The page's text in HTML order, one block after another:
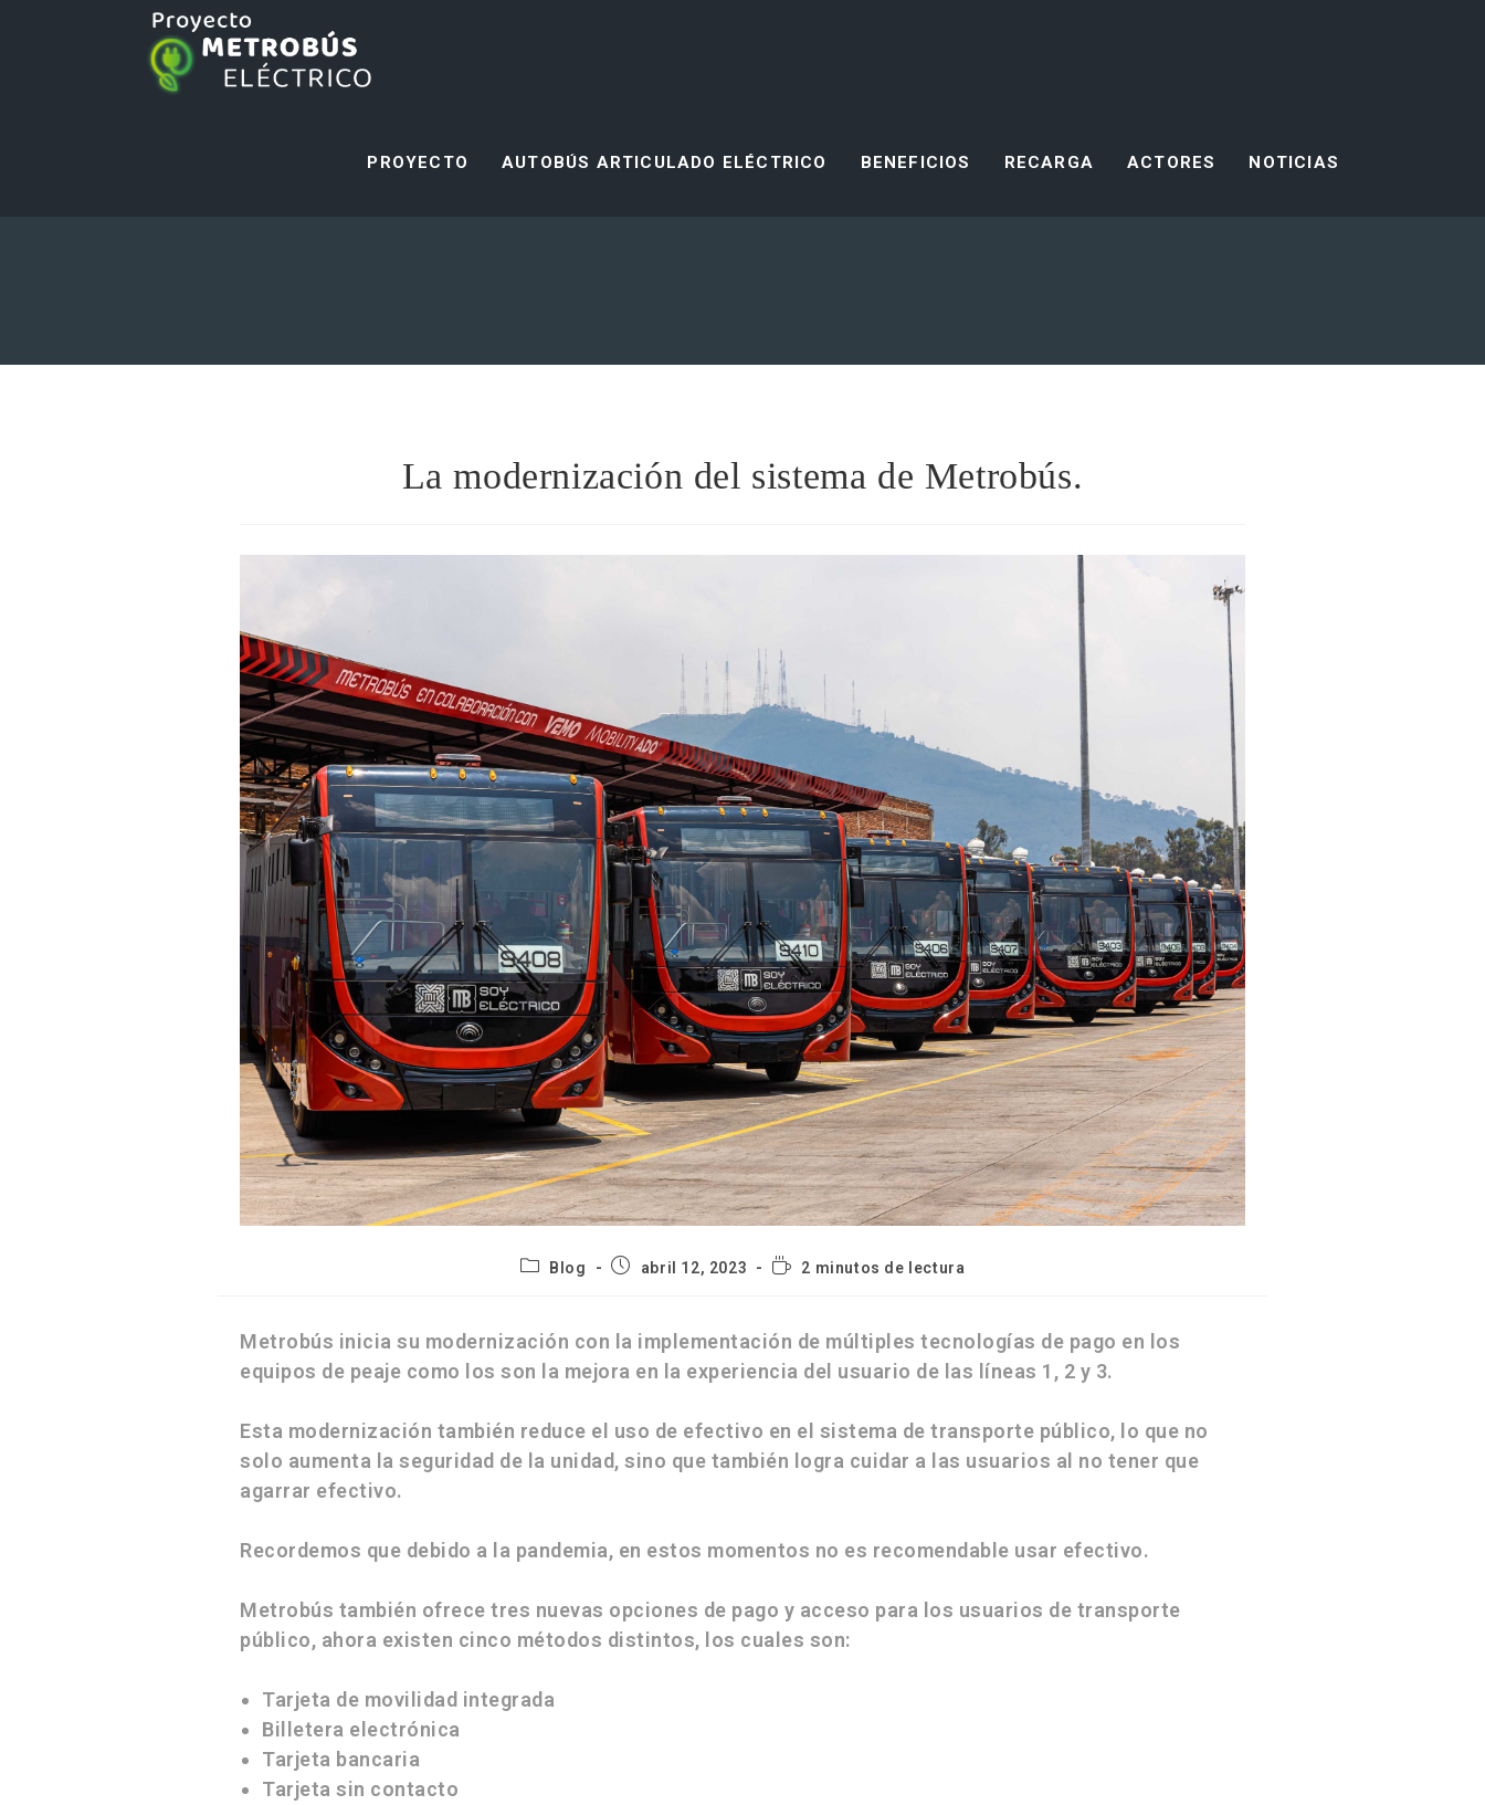
PROYECTO AUTOBÚS ARTICULADO ELÉCTRICO BENEFICIOS RECARGA ACTORES NOTICIAS
La modernización del sistema de Metrobús.
Blog abril 12, 2023 2 minutos de lectura
Metrobús inicia su modernización con la implementación de múltiples tecnologías de pago en los
equipos de peaje como los son la mejora en la experiencia del usuario de las líneas 1, 2 y 3.
Esta modernización también reduce el uso de efectivo en el sistema de transporte público, lo que no
solo aumenta la seguridad de la unidad, sino que también logra cuidar a las usuarios al no tener que
agarrar efectivo.
Recordemos que debido a la pandemia, en estos momentos no es recomendable usar efectivo.
Metrobús también ofrece tres nuevas opciones de pago y acceso para los usuarios de transporte
público, ahora existen cinco métodos distintos, los cuales son:
Tarjeta de movilidad integrada
Billetera electrónica
Tarjeta bancaria
Tarjeta sin contacto